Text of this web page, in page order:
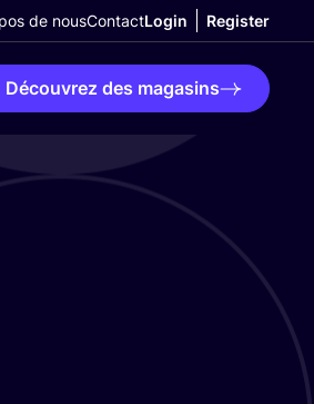
de nousContactLogin Register
Découvrez des magasins